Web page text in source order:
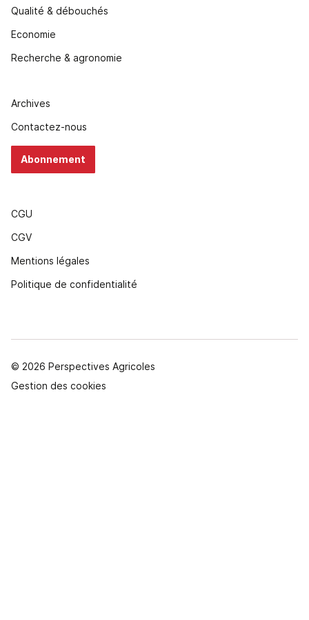
Qualité & débouchés
Economie
Recherche & agronomie
Archives
Contactez-nous
Abonnement
CGU
CGV
Mentions légales
Politique de confidentialité
© 2026 Perspectives Agricoles
Gestion des cookies